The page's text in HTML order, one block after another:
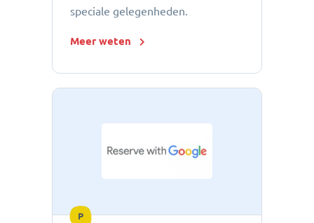
speciale gelegenheden.
Meer weten
P